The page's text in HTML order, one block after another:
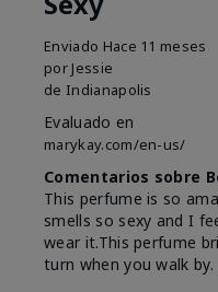
Enviado Hace 11 meses
por Jessie
de Indianapolis
Evaluado en
marykay.com/en-us/
Comentarios sobre
This perfume is so
smells so sexy and I
wear it.This perfume
turn when you walk by.